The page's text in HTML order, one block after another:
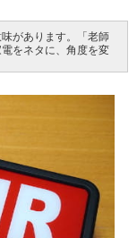
があります。「老師
をネタに、角度を変